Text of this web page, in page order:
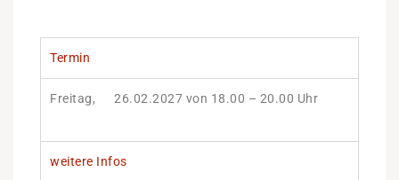
Termin
Freitag, 26.02.2027 von 18.00 – 20.00 Uhr
weitere Infos